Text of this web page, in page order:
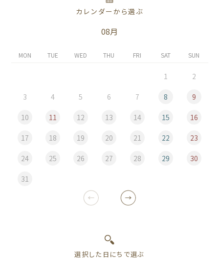
カレンダーから選ぶ
08月
MON TUE WED THU FRI SAT SUN
1 2
3 4 5 6 7 8 9
10 11 12 13 14 15 16
17 18 19 20 21 22 23
24 25 26 27 28 29 30
31